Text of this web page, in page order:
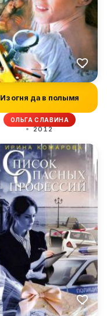
Из огня да в полымя
ОЛЬГА СЛАВИНА
2012